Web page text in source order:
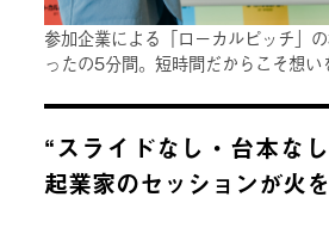
参加企業による「ローカルピッチ」
ったの5分間。短時間だからこそ想い
“スライドなし・台本な
起業家のセッションが火